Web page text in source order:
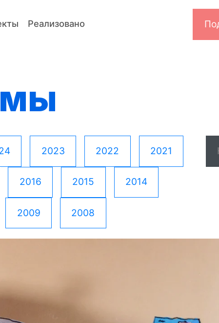
Реализовано
2023 2022 2021
2016 2015 2014
2009 2008